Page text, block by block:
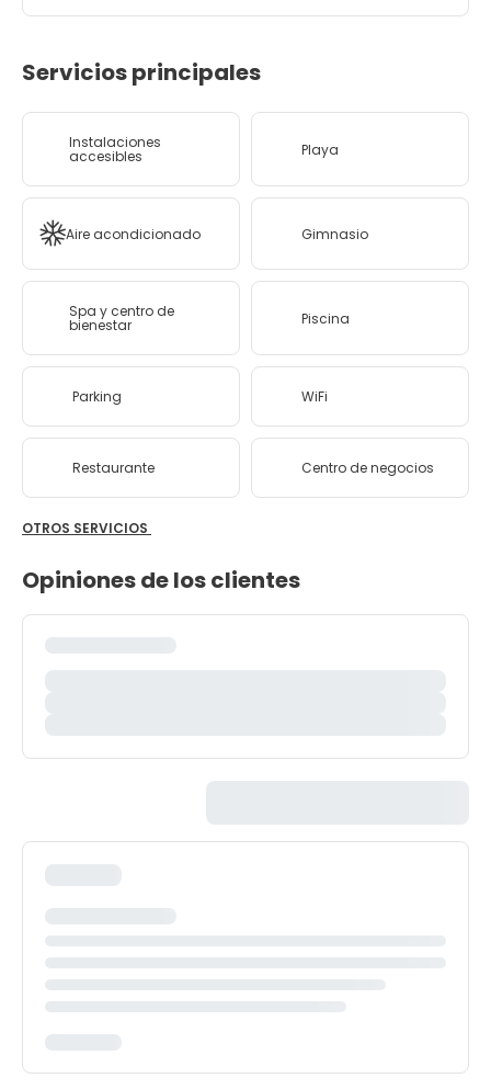
Servicios principales
Instalaciones
accesibles Playa
Aire acondicionado Gimnasio
Spa y centro de
bienestar Piscina
Parking WiFi
Restaurante Centro de negocios
OTROS SERVICIOS
Opiniones de los clientes